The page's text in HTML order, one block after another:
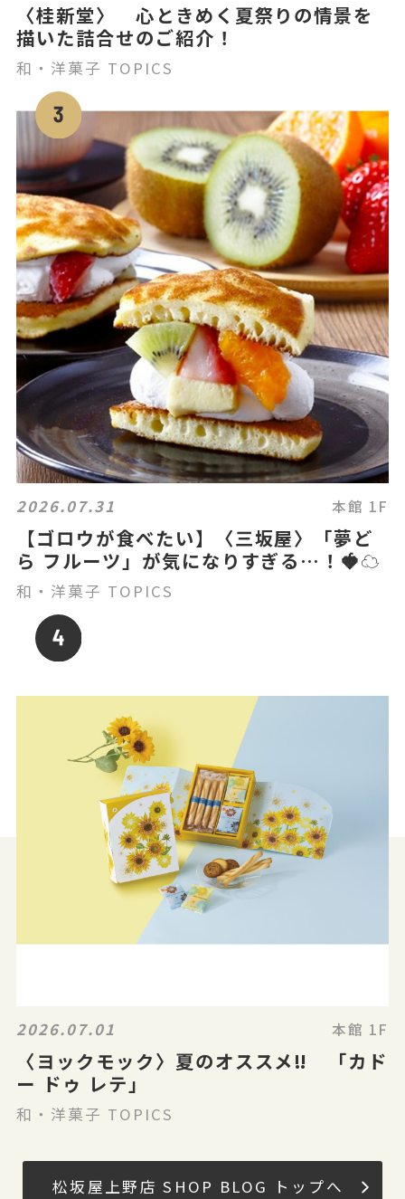
〈桂新堂〉 心ときめく夏祭りの情景を
描いた詰合せのご紹介！
和・洋菓子 TOPICS
2026.07.31 本館 1F
【ゴロウが食べたい】〈三坂屋〉「夢ど
ら フルーツ」が気になりすぎる…！🍓☁️
和・洋菓子 TOPICS
2026.07.01 本館 1F
〈ヨックモック〉夏のオススメ‼ 「カド
ー ドゥ レテ」
和・洋菓子 TOPICS
松坂屋上野店 SHOP BLOG トップへ